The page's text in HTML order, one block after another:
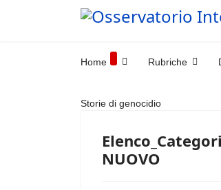
Home Rubriche
Storie di genocidio
NUOVO